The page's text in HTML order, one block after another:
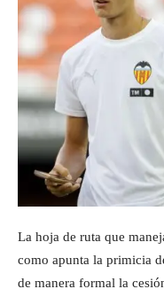
La hoja de ruta que
como apunta la primicia
de manera formal la